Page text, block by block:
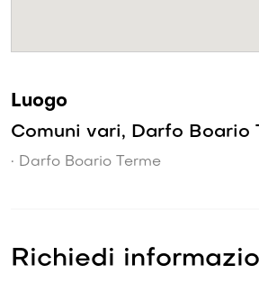
Luogo
Comuni vari, Darfo Boario
• Darfo Boario Terme
Richiedi